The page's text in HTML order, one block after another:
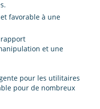
favorable à une
rapport
et une
pour les utilitaires
pour de nombreux